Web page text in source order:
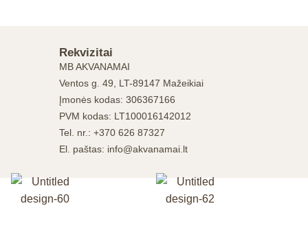
Rekvizitai
MB AKVANAMAI
Ventos g. 49, LT-89147 Mažeikiai
Įmonės kodas: 306367166
PVM kodas: LT100016142012
Tel. nr.: +370 626 87327
El. paštas: info@akvanamai.lt